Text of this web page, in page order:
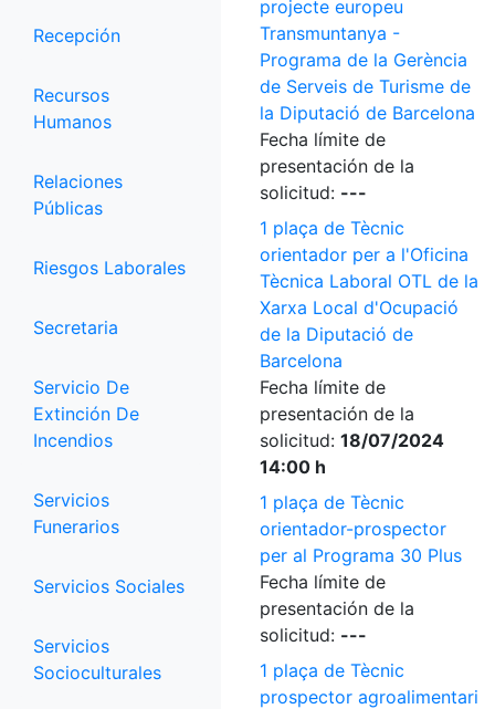
Recepción
Recursos
Humanos
Relaciones
Públicas
Riesgos Laborales
Secretaria
Servicio De
Extinción De
Incendios
Servicios
Funerarios
Servicios Sociales
Servicios
Socioculturales
projecte europeu
Transmuntanya -
Programa de la Gerència
de Serveis de Turisme de
la Diputació de Barcelona
Fecha límite de
presentación de la
solicitud: ---
1 plaça de Tècnic
orientador per a l'Oficina
Tècnica Laboral OTL de la
Xarxa Local d'Ocupació
de la Diputació de
Barcelona
Fecha límite de
presentación de la
solicitud: 18/07/2024
14:00 h
1 plaça de Tècnic
orientador-prospector
per al Programa 30 Plus
Fecha límite de
presentación de la
solicitud: ---
1 plaça de Tècnic
prospector agroalimentari